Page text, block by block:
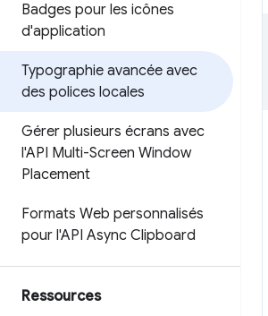
Badges pour les icônes
d'application
Typographie avancée avec
des polices locales
Gérer plusieurs écrans avec
l'API Multi-Screen Window
Placement
Formats Web personnalisés
pour l'API Async Clipboard
Ressources